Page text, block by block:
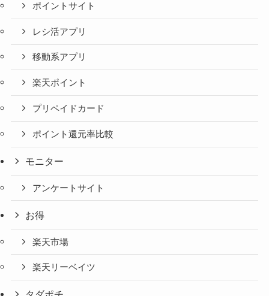
ポイントサイト
レシ活アプリ
移動系アプリ
楽天ポイント
プリペイドカード
ポイント還元率比較
モニター
アンケートサイト
お得
楽天市場
楽天リーベイツ